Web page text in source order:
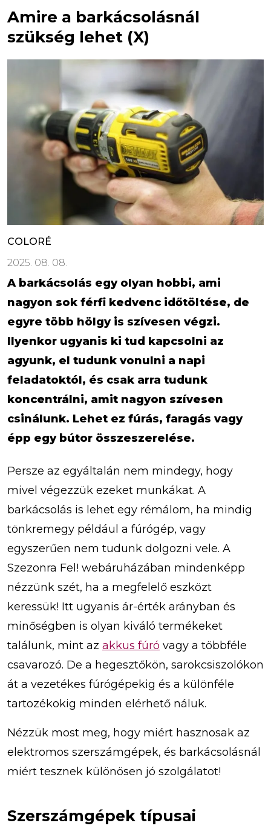
Amire a barkácsolásnál
szükség lehet (X)
COLORÉ
2025. 08. 08.
A barkácsolás egy olyan hobbi, ami
nagyon sok férfi kedvenc időtöltése, de
egyre több hölgy is szívesen végzi.
Ilyenkor ugyanis ki tud kapcsolni az
agyunk, el tudunk vonulni a napi
feladatoktól, és csak arra tudunk
koncentrálni, amit nagyon szívesen
csinálunk. Lehet ez fúrás, faragás vagy
épp egy bútor összeszerelése.
Persze az egyáltalán nem mindegy, hogy
mivel végezzük ezeket munkákat. A
barkácsolás is lehet egy rémálom, ha mindig
tönkremegy például a fúrógép, vagy
egyszerűen nem tudunk dolgozni vele. A
Szezonra Fel! webáruházában mindenképp
nézzünk szét, ha a megfelelő eszközt
keressük! Itt ugyanis ár-érték arányban és
minőségben is olyan kiváló termékeket
találunk, mint az akkus fúró vagy a többféle
csavarozó. De a hegesztőkön, sarokcsiszolókon
át a vezetékes fúrógépekig és a különféle
tartozékokig minden elérhető náluk.
Nézzük most meg, hogy miért hasznosak az
elektromos szerszámgépek, és barkácsolásnál
miért tesznek különösen jó szolgálatot!
Szerszámgépek típusai